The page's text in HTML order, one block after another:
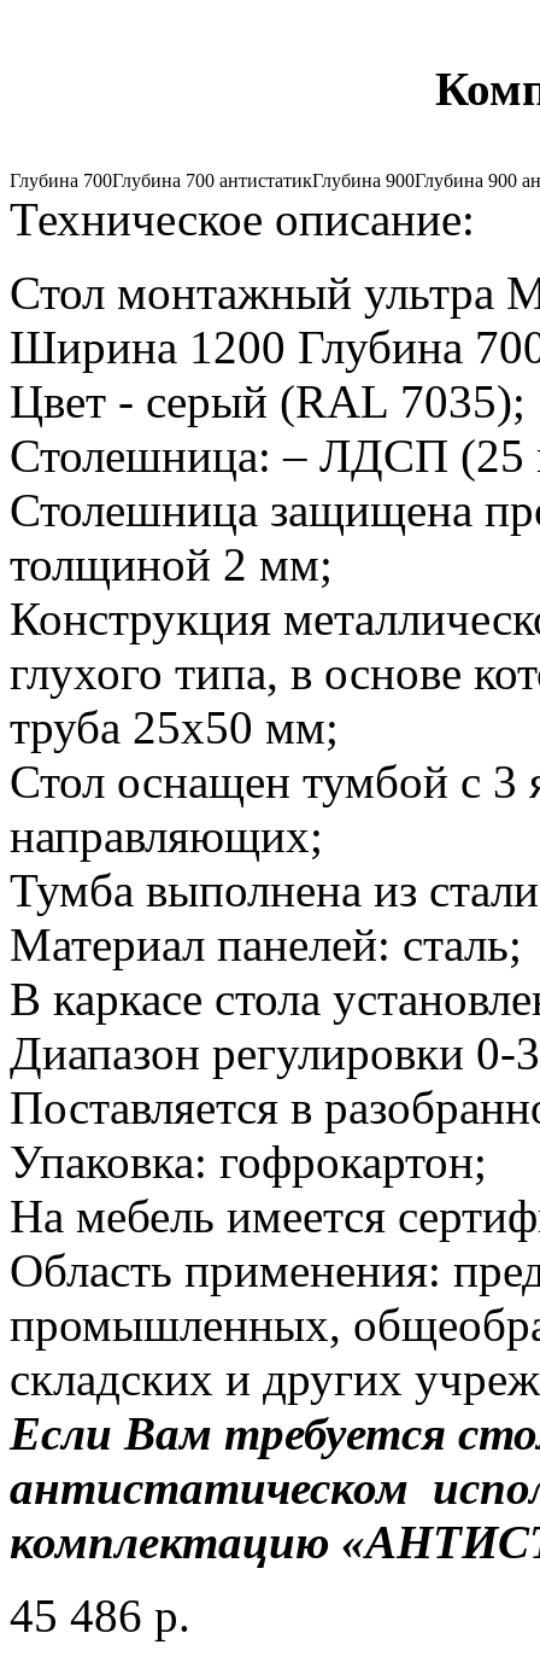
Глубина 700Глубина 700 антистатикГлубина 900Глубина 900
Техническое описание:
Стол монтажный
Ширина 1200 Глубина
Цвет - серый (RAL 7035);
Столешница: – ЛДСП
Столешница защищена
толщиной 2 мм;
Конструкция
глухого типа, в основе
труба 25х50 мм;
Стол оснащен тумбой с
направляющих;
Тумба выполнена из
Материал панелей: сталь;
В каркасе стола
Диапазон регулировки
Поставляется в
Упаковка: гофрокартон;
На мебель имеется
Область применения:
промышленных,
складских и других
Если Вам требуется
антистатическом
комплектацию
45 486 р.